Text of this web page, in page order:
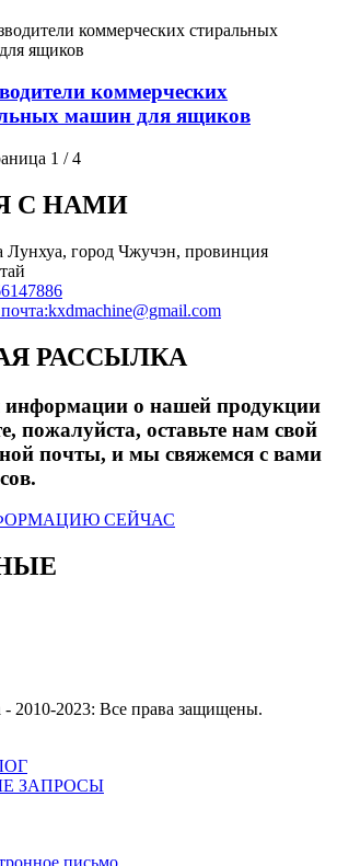
коммерческих
машин для ящиков
1 / 4
С НАМИ
Лунхуа, город Чжучэн, провинция
kxdmachine@gmail.com
РАССЫЛКА
информации о нашей продукции
пожалуйста, оставьте нам свой
почты, и мы свяжемся с вами
СЕЙЧАС
2010-2023: Все права защищены.
ЗАПРОСЫ